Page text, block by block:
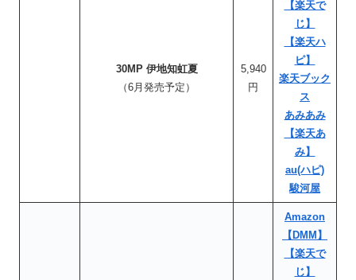
30MP 伊地知虹夏
（6月発売予定）
5,940
円
【楽天で
じ】
【楽天ハ
ピ】
楽天ブック
ス
あみあみ
【楽天あ
み】
au(ハピ)
駿河屋
Amazon
【DMM】
【楽天で
じ】